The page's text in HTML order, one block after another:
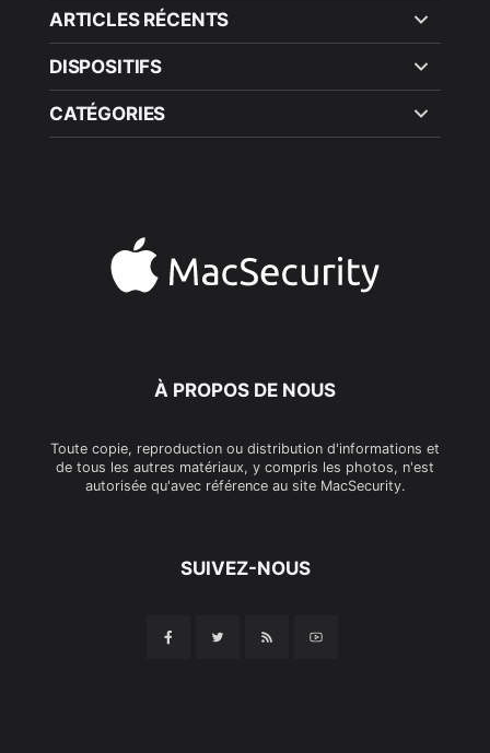
ARTICLES RÉCENTS
DISPOSITIFS
CATÉGORIES
À PROPOS DE NOUS
Toute copie, reproduction ou distribution d'informations et
de tous les autres matériaux, y compris les photos, n'est
autorisée qu'avec référence au site MacSecurity.
SUIVEZ-NOUS